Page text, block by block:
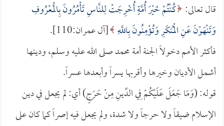
قال تعالى: كُنْتُمْ خَيْرَ أُمَّةٍ أُخْرِجَتْ لِلنَّاسِ تَأْمُرُونَ بِالْمَعْرُوفِ
وَتَنْهَوْنَ عَنِ الْمُنكَرِ وَتُؤْمِنُونَ بِاللَّهِ [آل عمران:110].
فأكثر الأمم دخولاً الجنة أمة محمد صلى الله عليه وسلم، ودينها
أشمل الأديان وخيرها وأقربها يسراً وأبعدها عسراً.
قوله: (وَمَا جَعَلَ عَلَيْكُمْ فِي الدِّينِ مِنْ حَرَجٍ) أي: لم يجعل في دين
الإسلام ضيقاً ولا حرجاً ولا شدة، ولم يجعل فيه إصراً كما كان على